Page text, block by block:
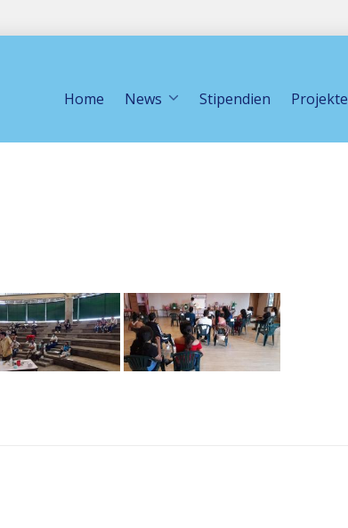
Home News Stipendien Projekte